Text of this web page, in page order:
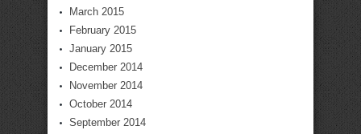
March 2015
February 2015
January 2015
December 2014
November 2014
October 2014
September 2014